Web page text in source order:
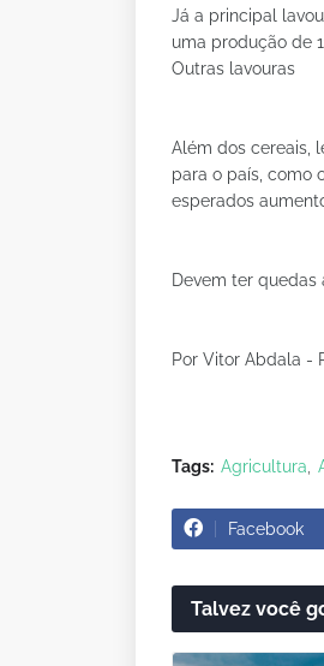
Já a principal
uma produção de
Outras lavouras
Além dos cereais,
para o país, como
esperados
Devem ter quedas
Por Vitor Abdala -
Tags: Agricultura
Facebook
Talvez você